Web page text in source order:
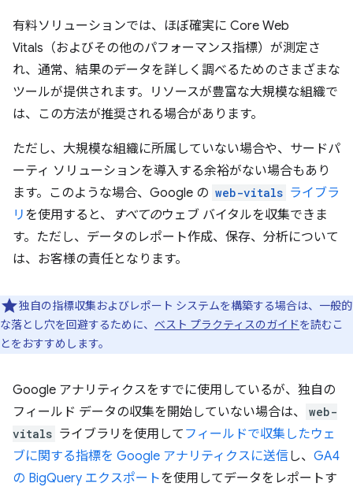
有料ソリューションでは、ほぼ確実に Core Web
Vitals（およびその他のパフォーマンス指標）が測定さ
れ、通常、結果のデータを詳しく調べるためのさまざまな
ツールが提供されます。リソースが豊富な大規模な組織で
は、この方法が推奨される場合があります。
ただし、大規模な組織に所属していない場合や、サードパ
ーティ ソリューションを導入する余裕がない場合もあり
ます。このような場合、Google の web-vitals ライブラ
リ を使用すると、 すべてのウェブ バイタルを収集できま
す。ただし、データのレポート作成、保存、分析について
は、お客様の責任となります。
独自の指標収集およびレポート システムを構築する場合は、一般的
な落とし穴を回避するために、 ベスト プラクティスのガイドを読むこ
とをおすすめします。
Google アナリティクスをすでに使用しているが、独自の
フィールド データの収集を開始していない場合は、
web-
vitals ライブラリを使用して フィールドで収集したウェ
ブに関する指標を Google アナリティクスに送信し、 GA4
の BigQuery エクスポートを使用してデータをレポートす